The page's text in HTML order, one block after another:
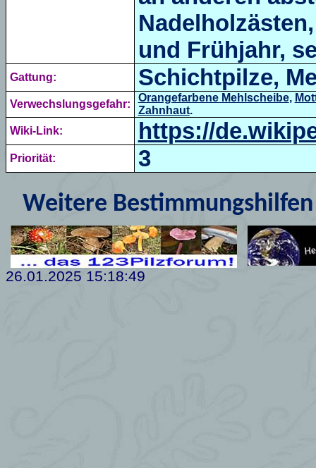
und Frühjahr,
Gattung: Schichtpilze,
Verwechslungsgefahr:
Orangefarbene Mehlscheibe,
Zahnhaut.
Wiki-Link:
https://
Priorität: 3
Weitere
26.01.2025 15:18:49